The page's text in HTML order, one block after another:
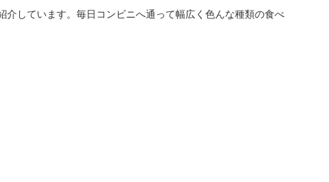
しています。毎日コンビニへ通って幅広く色んな種類の食べ